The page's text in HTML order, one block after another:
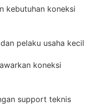
kebutuhan koneksi
pelaku usaha kecil
koneksi
support teknis